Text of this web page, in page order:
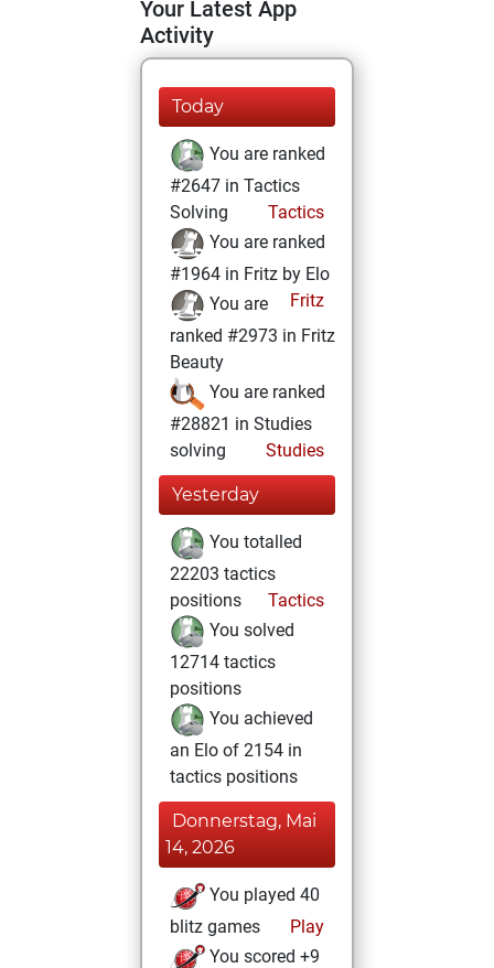
Your Latest App
Activity
Today
You are ranked
#2647 in Tactics
Solving
Tactics
You are ranked
#1964 in Fritz by Elo
Fritz
You are
ranked #2973 in Fritz
Beauty
You are ranked
#28821 in Studies
solving
Studies
Yesterday
You totalled
22203 tactics
positions
Tactics
You solved
12714 tactics
positions
You achieved
an Elo of 2154 in
tactics positions
Donnerstag, Mai
14, 2026
You played 40
blitz games
Play
You scored +9